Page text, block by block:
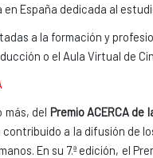
España dedicada al
a la formación y
o el Aula Virtual de
más, del Premio ACERCA de
a la difusión de
En su 7.ª edición, el